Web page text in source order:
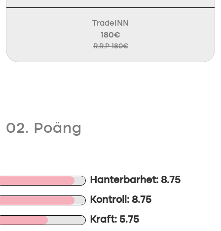
TradeINN
180€
R.R.P 180€
02. Poäng
Hanterbarhet: 8.75
Kontroll: 8.75
Kraft: 5.75